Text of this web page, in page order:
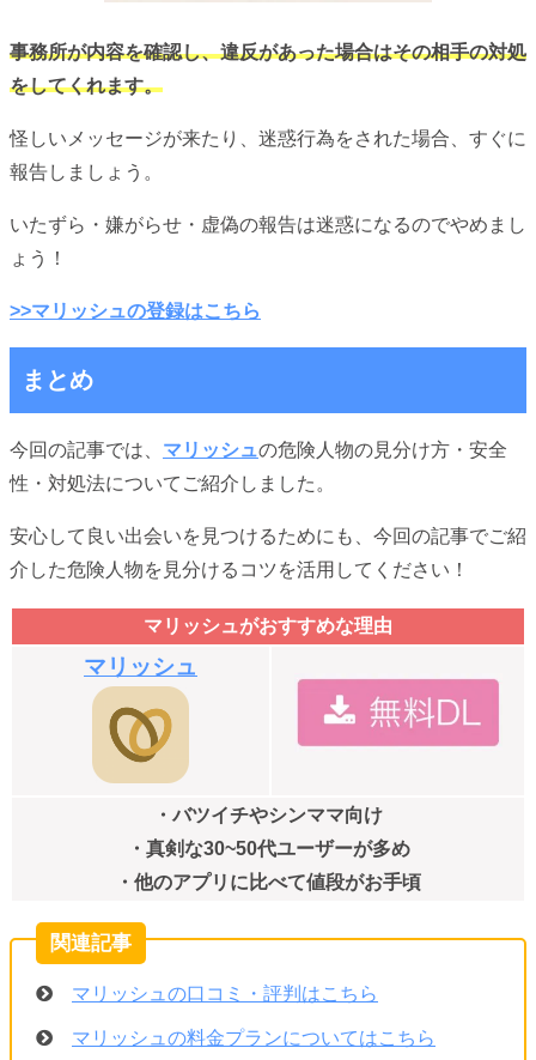
事務所が内容を確認し、違反があった場合はその相手の対処
をしてくれます。
怪しいメッセージが来たり、迷惑行為をされた場合、すぐに
報告しましょう。
いたずら・嫌がらせ・虚偽の報告は迷惑になるのでやめまし
ょう！
>>マリッシュの登録はこちら
まとめ
今回の記事では、 マリッシュの危険人物の見分け方・安全
性・対処法についてご紹介しました。
安心して良い出会いを見つけるためにも、今回の記事でご紹
介した危険人物を見分けるコツを活用してください！
マリッシュがおすすめな理由
マリッシュ
・バツイチやシンママ向け
・真剣な30~50代ユーザーが多め
・他のアプリに比べて値段がお手頃
マリッシュの口コミ・評判はこちら
マリッシュの料金プランについてはこちら